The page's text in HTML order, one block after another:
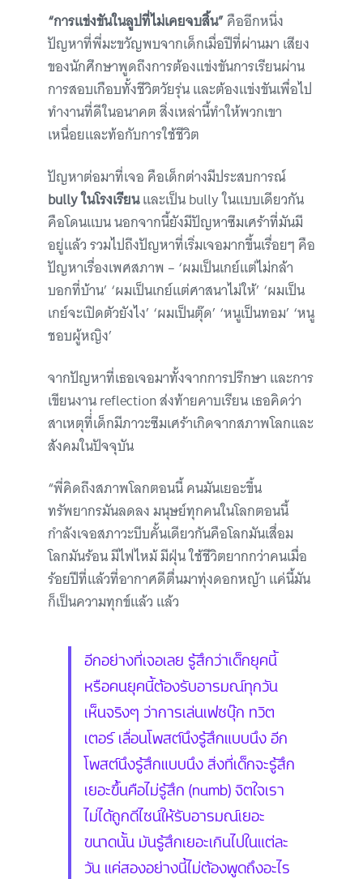
“การแข่งขันในลูปที่ไม่เคยจบสิ้น”คืออีกหนึ่ง
ปัญหาที่พี่มะขวัญพบจากเด็กเมื่อปีที่ผ่านมา เสียง
ของนักศึกษาพูดถึงการต้องแข่งขันการเรียนผ่าน
การสอบเกือบทั้งชีวิตวัยรุ่น และต้องแข่งขันเพื่อไป
ทำงานที่ดีในอนาคต สิ่งเหล่านี้ทำให้พวกเขา
เหนื่อยและท้อกับการใช้ชีวิต
ปัญหาต่อมาที่เจอ คือเด็กต่างมีประสบการณ์
bully ในโรงเรียนและเป็น bully ในแบบเดียวกัน
คือโดนแบน นอกจากนี้ยังมีปัญหาซึมเศร้าที่มันมี
อยู่แล้ว รวมไปถึงปัญหาที่เริ่มเจอมากขึ้นเรื่อยๆ คือ
ปัญหาเรื่องเพศสภาพ – ‘ผมเป็นเกย์แต่ไม่กล้า
บอกที่บ้าน’ ‘ผมเป็นเกย์แต่ศาสนาไม่ให้’ ‘ผมเป็น
เกย์จะเปิดตัวยังไง’ ‘ผมเป็นตุ๊ด’ ‘หนูเป็นทอม’ ‘หนู
ชอบผู้หญิง’
จากปัญหาที่เธอเจอมาทั้งจากการปรึกษา และการ
เขียนงาน reflection ส่งท้ายคาบเรียน เธอคิดว่า
สาเหตุที่่เด็กมีภาวะซึมเศร้าเกิดจากสภาพโลกและ
สังคมในปัจจุบัน
“พี่คิดถึงสภาพโลกตอนนี้ คนมันเยอะขึ้น
ทรัพยากรมันลดลง มนุษย์ทุกคนในโลกตอนนี้
กำลังเจอสภาวะบีบคั้นเดียวกันคือโลกมันเสื่อม
โลกมันร้อน มีไฟไหม้ มีฝุ่น ใช้ชีวิตยากกว่าคนเมื่อ
ร้อยปีที่แล้วที่อากาศดีตื่นมาทุ่งดอกหญ้า แค่นี้มัน
ก็เป็นความทุกข์แล้ว แล้ว
อีกอย่างที่เจอเลย รู้สึกว่าเด็กยุคนี้
หรือคนยุคนี้ต้องรับอารมณ์ทุกวัน
เห็นจริงๆ ว่าการเล่นเฟซบุ๊ก ทวิต
เตอร์ เลื่อนโพสต์นึงรู้สึกแบบนึง อีก
โพสต์นึงรู้สึกแบบนึง สิ่งที่เด็กจะรู้สึก
เยอะขึ้นคือไม่รู้สึก (numb) จิตใจเรา
ไม่ได้ถูกดีไซน์ให้รับอารมณ์เยอะ
ขนาดนั้น มันรู้สึกเยอะเกินไปในแต่ละ
วัน แค่สองอย่างนี้ไม่ต้องพูดถึงอะไร